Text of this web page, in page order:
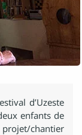
d’Uzeste
enfants de
chantier